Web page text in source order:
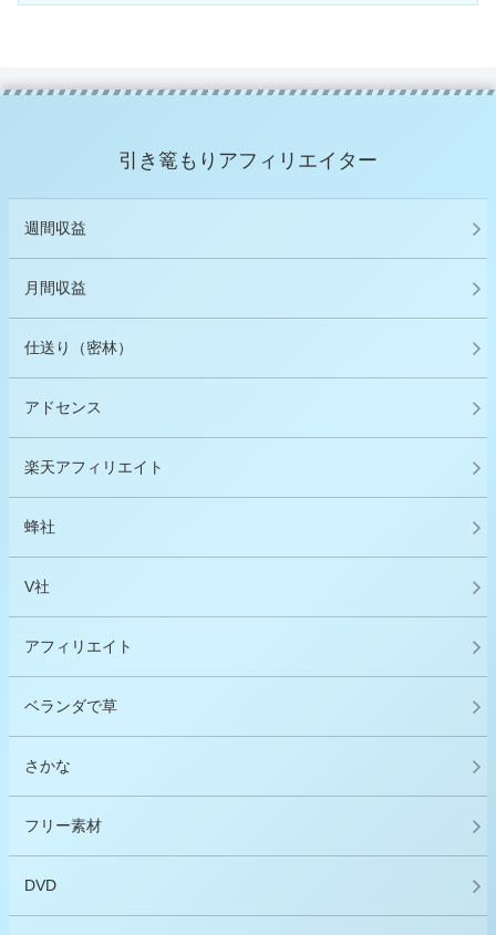
引き篭もりアフィリエイター
週間収益
月間収益
仕送り（密林）
アドセンス
楽天アフィリエイト
蜂社
V社
アフィリエイト
ベランダで草
さかな
フリー素材
DVD